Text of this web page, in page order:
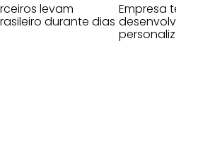
levam
durante dias
Empresa testa
desenvolvem
personalizadas